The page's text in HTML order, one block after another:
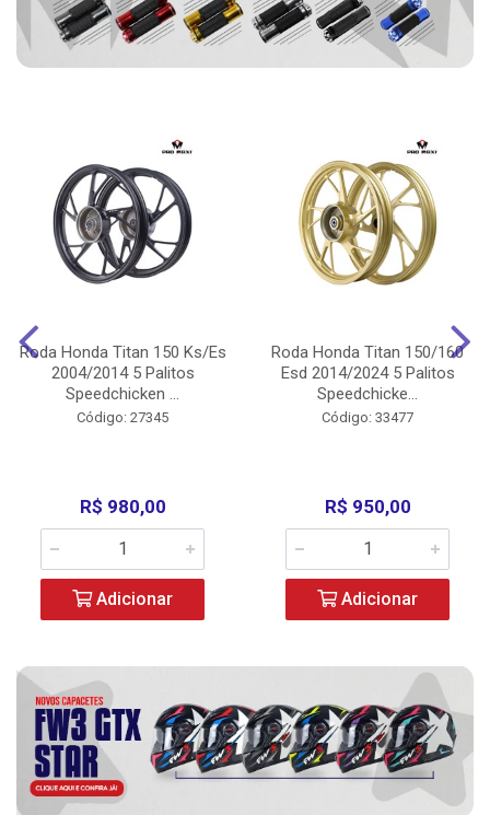
Roda Honda Titan 150 Ks/Es
2004/2014 5 Palitos
Speedchicken ...
Código: 27345
R$ 980,00
Adicionar
Roda Honda Titan 150/160
Esd 2014/2024 5 Palitos
Speedchicke...
Código: 33477
R$ 950,00
Adicionar